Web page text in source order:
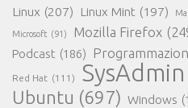
Linux (207) Linux Mint (197)
Microsoft (91) Mozilla Firefox
Podcast (186)
Red Hat (111) SysAdmin
Ubuntu (697) Windows